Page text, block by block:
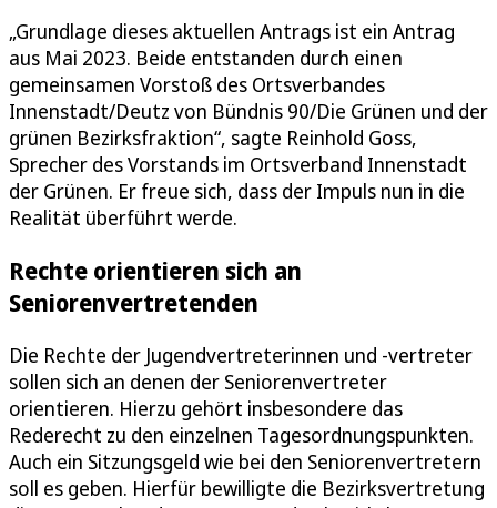
„Grundlage dieses aktuellen Antrags ist ein Antrag
aus Mai 2023. Beide entstanden durch einen
gemeinsamen Vorstoß des Ortsverbandes
Innenstadt/Deutz von Bündnis 90/Die Grünen und der
grünen Bezirksfraktion“, sagte Reinhold Goss,
Sprecher des Vorstands im Ortsverband Innenstadt
der Grünen. Er freue sich, dass der Impuls nun in die
Realität überführt werde.
Rechte orientieren sich an
Seniorenvertretenden
Die Rechte der Jugendvertreterinnen und -vertreter
sollen sich an denen der Seniorenvertreter
orientieren. Hierzu gehört insbesondere das
Rederecht zu den einzelnen Tagesordnungspunkten.
Auch ein Sitzungsgeld wie bei den Seniorenvertretern
soll es geben. Hierfür bewilligte die Bezirksvertretung